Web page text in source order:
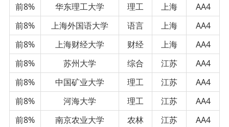
前8%
华东理工大学 理工 上海
AA4
前8%
上海外国语大学 语言 上海
AA4
前8%
上海财经大学 财经 上海
AA4
前8%
苏州大学 综合 江苏
AA4
前8%
中国矿业大学 理工 江苏
AA4
前8%
河海大学 理工 江苏
AA4
前8%
南京农业大学 农林 江苏 AA4